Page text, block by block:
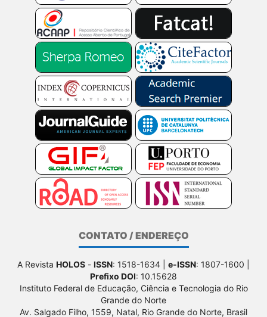
CONTATO / ENDEREÇO
A Revista HOLOS - ISSN: 1518-1634 | e-ISSN: 1807-1600 |
Prefixo DOI: 10.15628
Instituto Federal de Educação, Ciência e Tecnologia do Rio
Grande do Norte
Av. Salgado Filho, 1559, Natal, Rio Grande do Norte, Brasil